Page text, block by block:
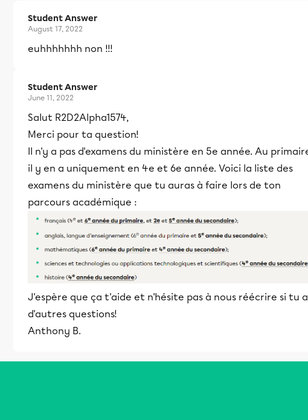
Student Answer
August 17, 2022
euhhhhhhh non !!!
Student Answer
June 11, 2022
Salut R2D2Alpha1574,
Merci pour ta question!
Il n'y a pas d'examens du ministère en 5e année. Au
il y en a uniquement en 4e et 6e année. Voici la liste des
examens du ministère que tu auras à faire lors de ton
parcours académique :
J'espère que ça t'aide et n'hésite pas à nous réécrire si tu
d'autres questions!
Anthony B.